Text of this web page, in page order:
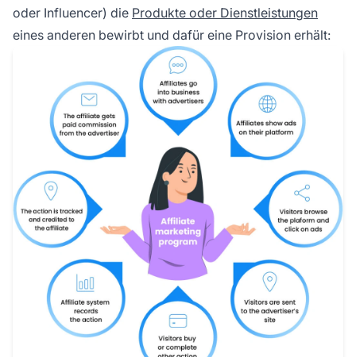
oder Influencer) die Produkte oder Dienstleistungen
eines anderen bewirbt und dafür eine Provision erhält: